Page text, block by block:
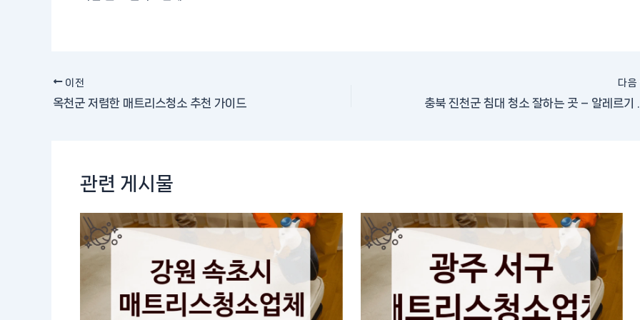
이전
옥천군 저렴한 매트리스청소 추천 가이드
다음
관련 게시물